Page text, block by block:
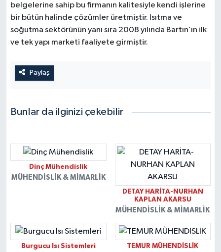
belgelerine sahip bu firmanın kalitesiyle kendi işlerine
bir bütün halinde çözümler üretmiştir. Isıtma ve
soğutma sektörünün yanı sıra 2008 yılında Bartın’ın ilk
ve tek yapı marketi faaliyete girmiştir.
Paylaş
Bunlar da ilginizi çekebilir
Dinç Mühendislik
MÜHENDISLIK & MIMARLIK
DETAY HARİTA-NURHAN
KAPLAN AKARSU
MÜHENDISLIK & MIMARLIK
Burgucu Isı Sistemleri TEMUR MÜHENDİSLİK